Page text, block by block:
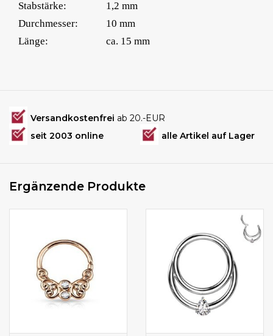
Stabstärke:
1,2 mm
Durchmesser:
10 mm
Länge:
ca. 15 mm
Versandkostenfrei ab 20.-EUR
seit 2003 online
alle Artikel auf Lager
Ergänzende Produkte